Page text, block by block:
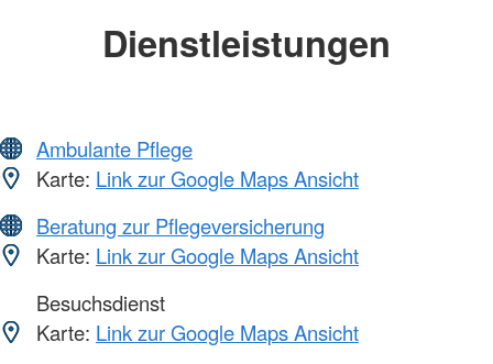
Dienstleistungen
Ambulante Pflege
Karte: Link zur Google Maps Ansicht
Beratung zur Pflegeversicherung
Karte: Link zur Google Maps Ansicht
Besuchsdienst
Karte: Link zur Google Maps Ansicht